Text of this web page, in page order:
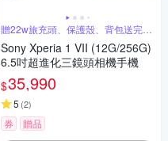
贈22w旅充頭、保護殼、背包送完為
止
Sony Xperia 1 VII (12G/256G)
6.5吋超進化三鏡頭相機手機
$35,990
5 (2)
券 贈品